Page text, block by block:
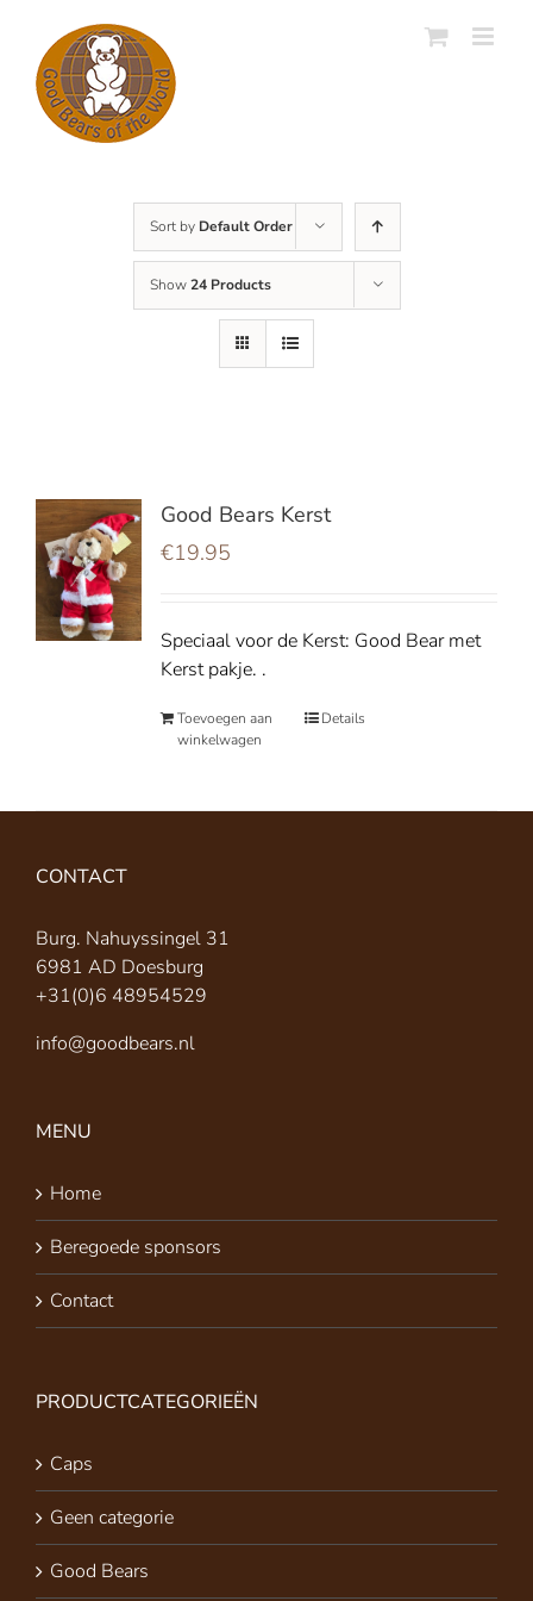
content
Sort by Default Order
Show24 Products
Good Bears Kerst
€19.95
Speciaal voor de Kerst: Good Bear met
Kerst pakje. .
Toevoegen aan
winkelwagen
Details
CONTACT
Burg. Nahuyssingel 31
6981 AD Doesburg
+31(0)6 48954529
info@goodbears.nl
MENU
Home
Beregoede sponsors
Contact
PRODUCTCATEGORIEËN
Caps
Geen categorie
Good Bears